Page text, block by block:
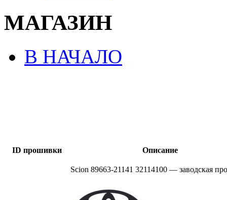
МАГАЗИН
В НАЧАЛО
ID прошивки Описание
Scion 89663-21141 32114100 — заводская